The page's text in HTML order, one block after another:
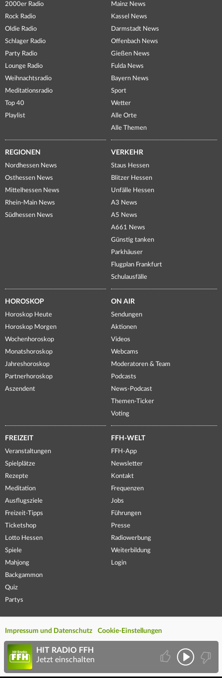
2000er Radio
Rock Radio
Oldie Radio
Schlager Radio
Party Radio
Lounge Radio
Weihnachtsradio
Meditationsradio
Top 40
Playlist
Mainz News
Kassel News
Darmstadt News
Offenbach News
Gießen News
Fulda News
Bayern News
Sport
Wetter
Alle Orte
Alle Themen
REGIONEN
Nordhessen News
Osthessen News
Mittelhessen News
Rhein-Main News
Südhessen News
VERKEHR
Staus Hessen
Blitzer Hessen
Unfälle Hessen
A3 News
A5 News
A661 News
Günstig tanken
Parkhäuser
Flugplan Frankfurt
Schulausfälle
HOROSKOP
Horoskop Heute
Horoskop Morgen
Wochenhoroskop
Monatshoroskop
Jahreshoroskop
Partnerhoroskop
Aszendent
ON AIR
Sendungen
Aktionen
Videos
Webcams
Moderatoren & Team
Podcasts
News-Podcast
Themen-Ticker
Voting
FREIZEIT
Veranstaltungen
Spielplätze
Rezepte
Meditation
Ausflugsziele
Freizeit-Tipps
Ticketshop
Lotto Hessen
Spiele
Mahjong
Backgammon
Quiz
Partys
FFH-WELT
FFH-App
Newsletter
Kontakt
Frequenzen
Jobs
Führungen
Presse
Radiowerbung
Weiterbildung
Login
Impressum und Datenschutz Cookie-Einstellungen
HIT RADIO FFH
Jetzt einschalten